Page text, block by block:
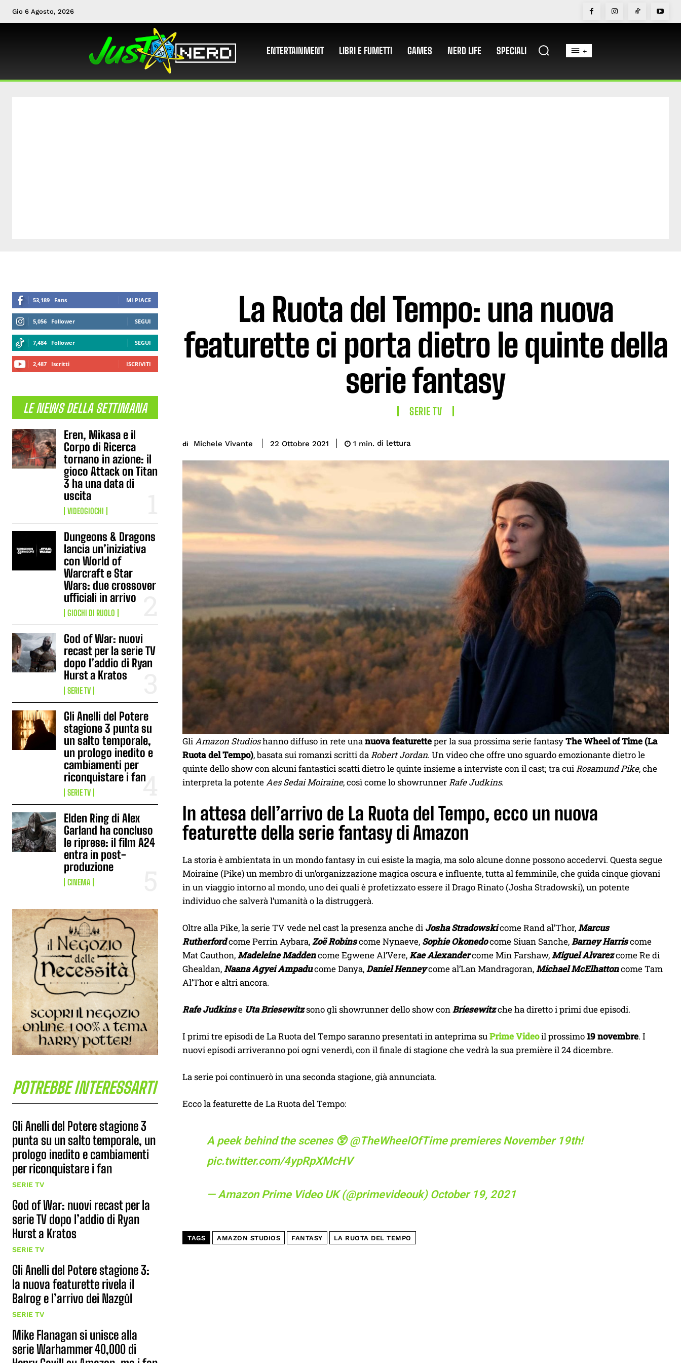
Gio 6 Agosto, 2026
ENTERTAINMENT LIBRI E FUMETTI GAMES NERD LIFE SPECIALI +
53,189 Fans MI PIACE
5,056 Follower SEGUI
7,484 Follower SEGUI
2,487 Iscritti ISCRIVITI
LE NEWS DELLA SETTIMANA
Eren, Mikasa e il
Corpo di Ricerca
tornano in azione: il
gioco Attack on Titan
3 ha una data di
uscita
VIDEOGIOCHI
Dungeons & Dragons
lancia un’iniziativa
con World of
Warcraft e Star
Wars: due crossover
ufficiali in arrivo
GIOCHI DI RUOLO
God of War: nuovi
recast per la serie TV
dopo l’addio di Ryan
Hurst a Kratos
SERIE TV
Gli Anelli del Potere
stagione 3 punta su
un salto temporale,
un prologo inedito e
cambiamenti per
riconquistare i fan
SERIE TV
Elden Ring di Alex
Garland ha concluso
le riprese: il film A24
entra in post-
produzione
CINEMA
POTREBBE INTERESSARTI
Gli Anelli del Potere stagione 3
punta su un salto temporale, un
prologo inedito e cambiamenti
per riconquistare i fan
SERIE TV
God of War: nuovi recast per la
serie TV dopo l’addio di Ryan
Hurst a Kratos
SERIE TV
Gli Anelli del Potere stagione 3:
la nuova featurette rivela il
Balrog e l’arrivo dei Nazgûl
SERIE TV
Mike Flanagan si unisce alla
serie Warhammer 40,000 di
La Ruota del Tempo: una nuova
featurette ci porta dietro le quinte della
serie fantasy
SERIE TV
di Michele Vivante 22 Ottobre 2021 1 min. di lettura
GliAmazon Studioshanno diffuso in rete unanuova featuretteper la sua prossima serie fantasyThe Wheel of Time (La
Ruota del Tempo), basata sui romanzi scritti daRobert Jordan. Un video che offre uno sguardo emozionante dietro le
quinte dello show con alcuni fantastici scatti dietro le quinte insieme a interviste con il cast; tra cuiRosamund Pike, che
interpreta la potenteAes Sedai Moiraine, così come lo showrunnerRafe Judkins.
In attesa dell’arrivo de La Ruota del Tempo, ecco un nuova
featurette della serie fantasy di Amazon
La storia è ambientata in un mondo fantasy in cui esiste la magia, ma solo alcune donne possono accedervi. Questa segue
Moiraine (Pike) un membro di un’organizzazione magica oscura e influente, tutta al femminile, che guida cinque giovani
in un viaggio intorno al mondo, uno dei quali è profetizzato essere il Drago Rinato (Josha Stradowski), un potente
individuo che salverà l’umanità o la distruggerà.
Oltre alla Pike, la serie TV vede nel cast la presenza anche di Josha Stradowskicome Rand al’Thor,Marcus
Rutherfordcome Perrin Aybara,Zoë Robinscome Nynaeve, Sophie Okonedocome Siuan Sanche,Barney Harriscome
Mat Cauthon,Madeleine Maddencome Egwene Al’Vere,Kae Alexandercome Min Farshaw,Miguel Alvarezcome Re di
Ghealdan,Naana Agyei Ampaducome Danya,Daniel Henneycome al’Lan Mandragoran,Michael McElhattoncome Tam
Al’Thor e altri ancora.
Rafe Judkinse Uta Briesewitzsono gli showrunner dello show conBriesewitzche ha diretto i primi due episodi.
I primi tre episodi de La Ruota del Tempo saranno presentati in anteprima suPrime Videoil prossimo19 novembre. I
nuovi episodi arriveranno poi ogni venerdì, con il finale di stagione che vedrà la sua première il 24 dicembre.
La serie poi continuerò in una seconda stagione, già annunciata.
Ecco la featurette de La Ruota del Tempo:
A peek behind the scenes 😲@TheWheelOfTimepremieres November 19th!
pic.twitter.com/4ypRpXMcHV
— Amazon Prime Video UK (@primevideouk) October 19, 2021
TAGS AMAZON STUDIOS FANTASY LA RUOTA DEL TEMPO